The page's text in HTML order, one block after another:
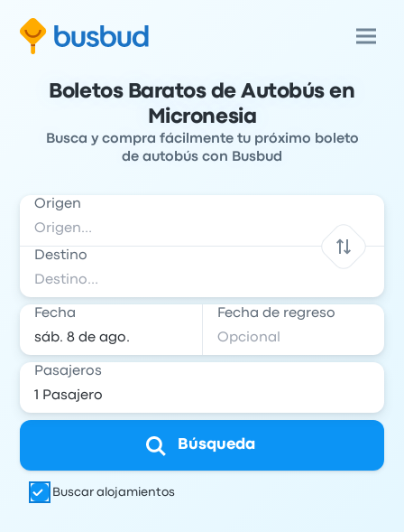
Boletos Baratos de Autobús en
Micronesia
Busca y compra fácilmente tu próximo boleto
de autobús con Busbud
Origen
Destino
Fecha Fecha de regreso
Pasajeros
Búsqueda
Buscar alojamientos